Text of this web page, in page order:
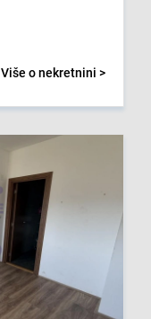
Više o nekretnini >